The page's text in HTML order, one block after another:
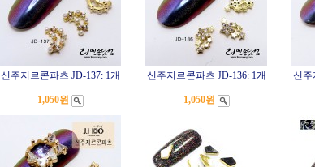
신주지르콘파츠 JD-137: 1개
1,050원
신주지르콘파츠 JD-136: 1개
1,050원
신주